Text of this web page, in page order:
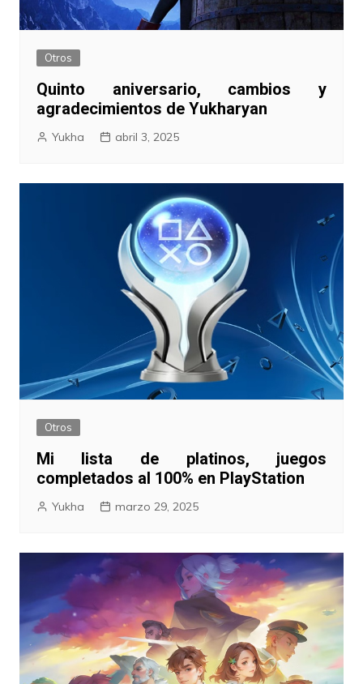
Otros
Quinto aniversario, cambios y
agradecimientos de Yukharyan
Yukha abril 3, 2025
Otros
Mi lista de platinos, juegos
completados al 100% en PlayStation
Yukha marzo 29, 2025